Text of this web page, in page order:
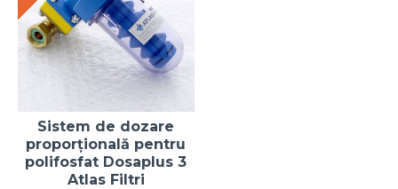
Sistem de dozare
proporțională pentru
polifosfat Dosaplus 3
Atlas Filtri